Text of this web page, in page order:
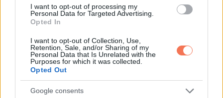
I want to opt-out of processing my
Personal Data for Targeted Advertising.
Opted In
I want to opt-out of Collection, Use,
Retention, Sale, and/or Sharing of my
Personal Data that Is Unrelated with the
Purposes for which it was collected.
Opted Out
Google consents
– Te tudtad, hogy a Merkúr bolygón 1408 órából áll egy nap?
– Na és?! Pont mint egy átlagos hétfő itt a Földön.
11. Azért van valami közös a két eseményben, még ha
elsőre talán nem is annyira egyértelmű.